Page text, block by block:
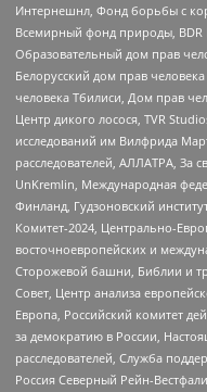
Интернешнл, Фонд борьбы с
Всемирный фонд природы, BDR
Образовательный дом прав
Белорусский дом прав
человека Тбилиси, Дом прав
Центр дикого лосося, TVR
исследований им Вилфрида
расследователей, АЛЛАТРА, За
UnKremlin, Международная
Финланд, Гудзоновский
Комитет-2024, Центрально-
восточноевропейских и
Сторожевой башни, Библии и
Совет, Центр анализа
Европа, Российский комитет
за демократию в России,
расследователей, Служба
Россия Северный Рейн-